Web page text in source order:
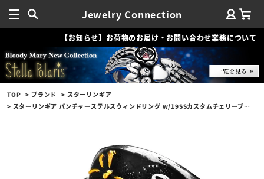
Jewelry Connection
【お知らせ】お荷物のお届け・お問い合わせ業務について
TOP ブランド
スターリンギア
スターリンギア パンチャーステルスウィンドリング w/19SSカスタムチェリーブロッサム